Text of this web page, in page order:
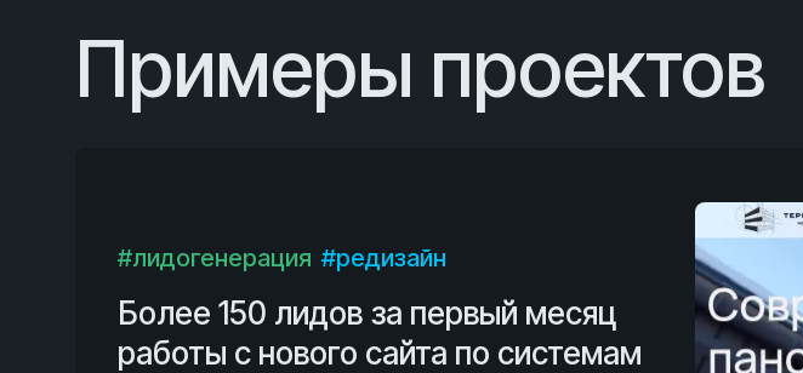
Примеры проектов
#лидогенерация #редизайн
Более 150 лидов за первый месяц
работы с нового сайта по системам